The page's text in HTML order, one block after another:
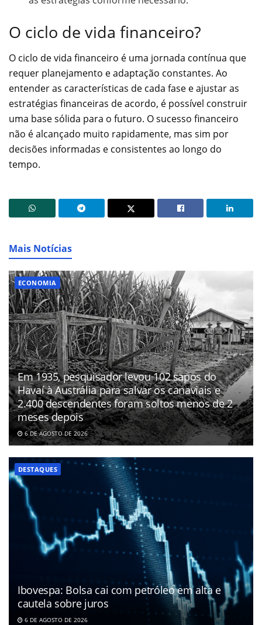
O ciclo de vida financeiro?
O ciclo de vida financeiro é uma jornada contínua que
requer planejamento e adaptação constantes. Ao
entender as características de cada fase e ajustar as
estratégias financeiras de acordo, é possível construir
uma base sólida para o futuro. O sucesso financeiro
não é alcançado muito rapidamente, mas sim por
decisões informadas e consistentes ao longo do
tempo.
Mais Notícias
ECONOMIA
Em 1935, pesquisador levou 102 sapos do
Havaí à Austrália para salvar os canaviais e
2.400 descendentes foram soltos menos de 2
meses depois
6 DE AGOSTO DE 2026
DESTAQUES
Ibovespa: Bolsa cai com petróleo em alta e
cautela sobre juros
6 DE AGOSTO DE 2026